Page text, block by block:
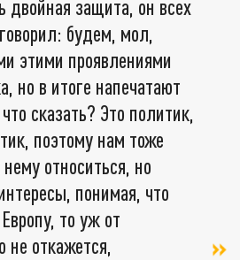
двойная защита, он всех
будем, мол,
этими проявлениями
но в итоге напечатают
сказать? Это политик,
поэтому нам тоже
относиться, но
понимая, что
то уж от
не откажется,